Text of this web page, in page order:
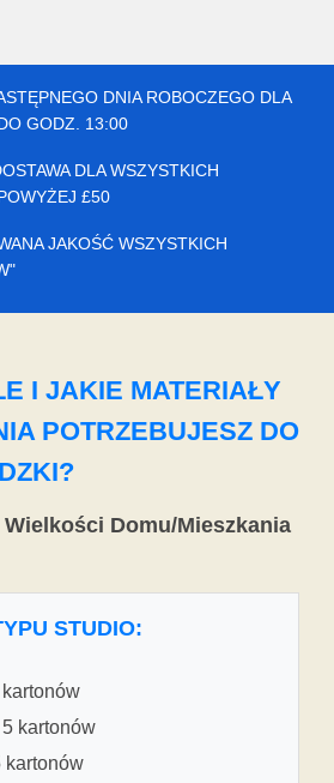
DNIA ROBOCZEGO DLA
GODZ. 13:00
DLA WSZYSTKICH
£50
JAKOŚĆ WSZYSTKICH
I JAKIE MATERIAŁY
POTRZEBUJESZ DO
Wielkości Domu/Mieszkania
STUDIO:
kartonów
kartonów
kartonów